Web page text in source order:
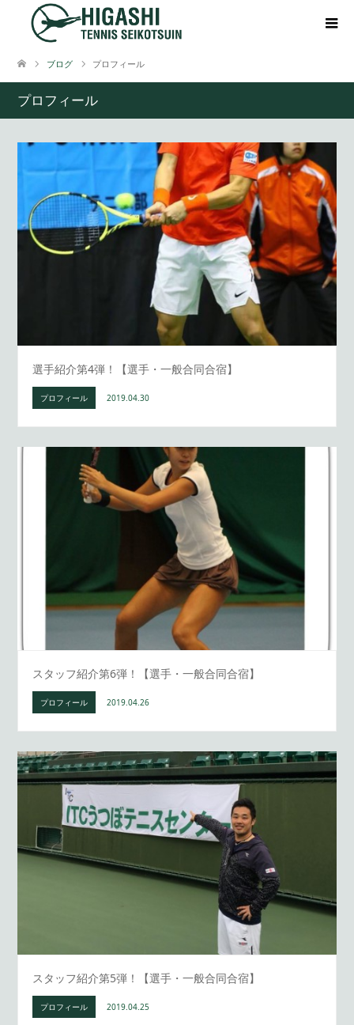
ブログ プロフィール
プロフィール
選手紹介第4弾！【選手・一般合同合宿】
プロフィール 2019.04.30
スタッフ紹介第6弾！【選手・一般合同合宿】
プロフィール 2019.04.26
スタッフ紹介第5弾！【選手・一般合同合宿】
プロフィール 2019.04.25